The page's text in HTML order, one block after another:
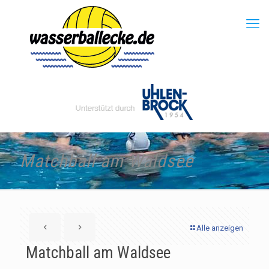
Matchball am Waldsee
Alle anzeigen
Matchball am Waldsee